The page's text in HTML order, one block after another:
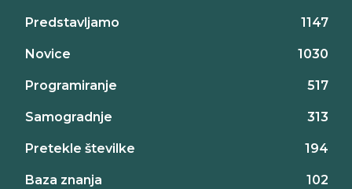
Predstavljamo 1147
Novice 1030
Programiranje 517
Samogradnje 313
Pretekle številke 194
Baza znanja 102